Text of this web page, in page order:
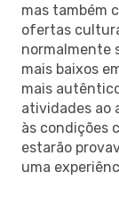
mas também
ofertas
normalmente
mais baixos
mais
atividades ao
às condições
estarão
uma